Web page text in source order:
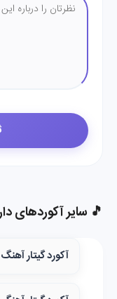
🎵 سایر آکوردهای
آکورد گیتار